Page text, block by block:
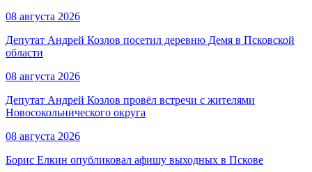
08 августа 2026
Депутат Андрей Козлов посетил деревню Демя в Псковской
области
08 августа 2026
Депутат Андрей Козлов провёл встречи с жителями
Новосокольнического округа
08 августа 2026
Борис Елкин опубликовал афишу выходных в Пскове